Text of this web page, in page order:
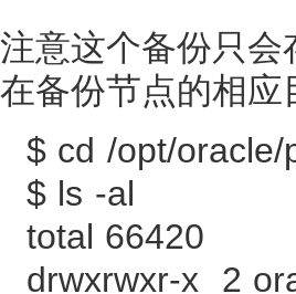
注意这个备份只
在备份节点的相
$ cd /opt/oracle/
$ ls -al
total 66420
drwxrwxr-x 2